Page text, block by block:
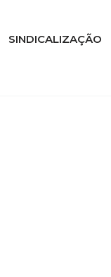
SINDICALIZAÇÃO